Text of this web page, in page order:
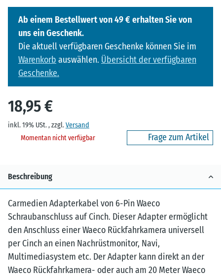
Ab einem Bestellwert von 49 € erhalten Sie von
uns ein Geschenk.
Die aktuell verfügbaren Geschenke können Sie im
Warenkorb auswählen. Übersicht der verfügbaren
Geschenke.
18,95 €
inkl. 19% USt. , zzgl.Versand
Momentan nicht verfügbar
Frage zum Artikel
Beschreibung
Carmedien Adapterkabel von 6-Pin Waeco
Schraubanschluss auf Cinch. Dieser Adapter ermöglicht
den Anschluss einer Waeco Rückfahrkamera universell
per Cinch an einen Nachrüstmonitor, Navi,
Multimediasystem etc. Der Adapter kann direkt an der
Waeco Rückfahrkamera- oder auch am 20 Meter Waeco